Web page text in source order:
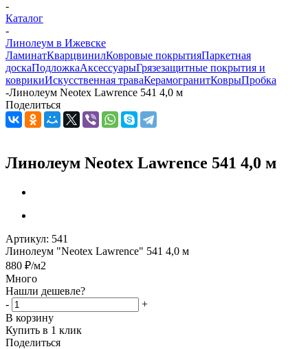
-
Каталог
-
Линолеум в Ижевске
ЛаминатКварцвинилКовровые покрытияПаркетная
доскаПодложкаАксессуарыГрязезащитные покрытия и
коврикиИскусственная траваКерамогранитКоврыПробка
-Линолеум Neotex Lawrence 541 4,0 м
Поделиться
Линолеум Neotex Lawrence 541 4,0 м
Артикул: 541
Линолеум "Neotex Lawrence" 541 4,0 м
880 ₽/м2
Много
Нашли дешевле?
-
+
В корзину
Купить в 1 клик
Поделиться